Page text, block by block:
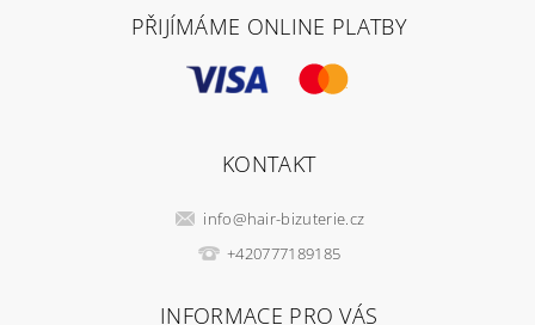
PŘIJÍMÁME ONLINE PLATBY
KONTAKT
info@hair-bizuterie.cz
+420777189185
INFORMACE PRO VÁS